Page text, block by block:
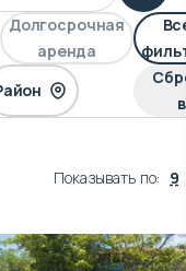
Долгосрочная
аренда
Показывать по: 9